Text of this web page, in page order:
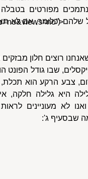
מפורטים
שלהם (כלומר, אם לא
צבע הרקע הוא
היא גלילה חלקה,
לא מעוניינים
שבסעיף ג':